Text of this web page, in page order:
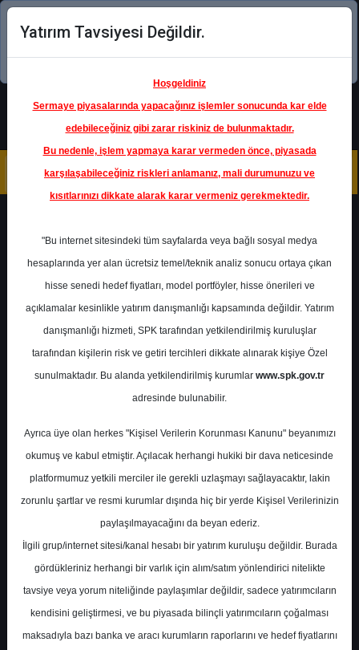
Şimdi uygulamayı indirin!
MPARK- MLP SAĞLIK
HİZMETLERİ A.Ş.
Hedef Fiyat 450.00 ₺
Getiri
%0.00
0 0
En Yüksek Tahmin
Ortalama Fiyat Tahmini 679,11 ₺
Yatırım Tavsiyesi Değildir.
Hoşgeldiniz
Sermaye piyasalarında yapacağınız işlemler sonucunda kar elde
edebileceğiniz gibi zarar riskiniz de bulunmaktadır.
Bu nedenle, işlem yapmaya karar vermeden önce, piyasada
karşılaşabileceğiniz riskleri anlamanız, mali durumunuzu ve
kısıtlarınızı dikkate alarak karar vermeniz gerekmektedir.
"Bu internet sitesindeki tüm sayfalarda veya bağlı sosyal medya
hesaplarında yer alan ücretsiz temel/teknik analiz sonucu ortaya çıkan
hisse senedi hedef fiyatları, model portföyler, hisse önerileri ve
açıklamalar kesinlikle yatırım danışmanlığı kapsamında değildir. Yatırım
danışmanlığı hizmeti, SPK tarafından yetkilendirilmiş kuruluşlar
tarafından kişilerin risk ve getiri tercihleri dikkate alınarak kişiye Özel
sunulmaktadır. Bu alanda yetkilendirilmiş kurumlar www.spk.gov.tr
adresinde bulunabilir.
Ayrıca üye olan herkes "Kişisel Verilerin Korunması Kanunu" beyanımızı
okumuş ve kabul etmiştir. Açılacak herhangi hukiki bir dava neticesinde
platformumuz yetkili merciler ile gerekli uzlaşmayı sağlayacaktır, lakin
zorunlu şartlar ve resmi kurumlar dışında hiç bir yerde Kişisel Verilerinizin
paylaşılmayacağını da beyan ederiz.
İlgili grup/internet sitesi/kanal hesabı bir yatırım kuruluşu değildir. Burada
gördükleriniz herhangi bir varlık için alım/satım yönlendirici nitelikte
tavsiye veya yorum niteliğinde paylaşımlar değildir, sadece yatırımcıların
kendisini geliştirmesi, ve bu piyasada bilinçli yatırımcıların çoğalması
maksadıyla bazı banka ve aracı kurumların raporlarını ve hedef fiyatlarını